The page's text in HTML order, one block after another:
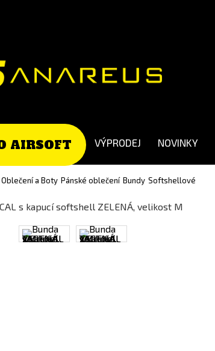
AIRSOFT VÝPRODEJ NOVINKY
Oblečení a Boty Pánské oblečení Bundy Softshellové